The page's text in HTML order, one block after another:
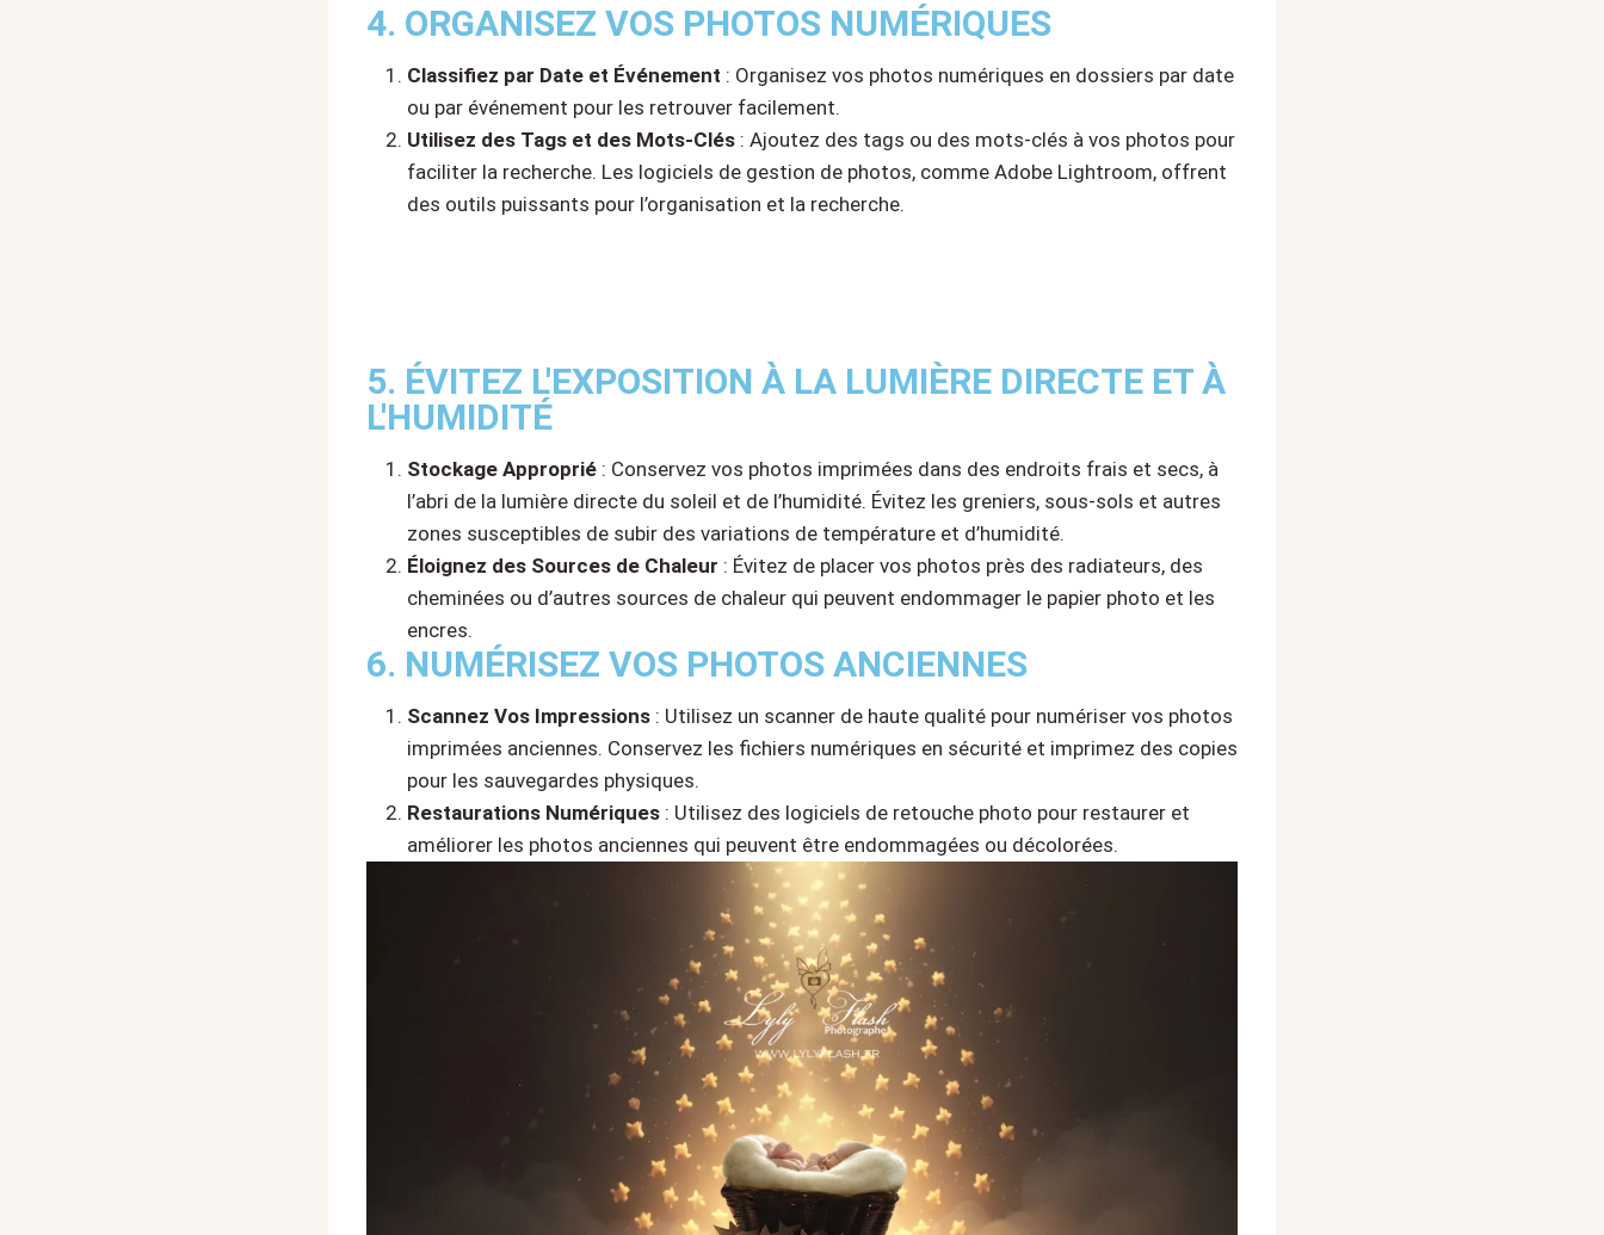
4. ORGANISEZ VOS PHOTOS NUMÉRIQUES
Classifiez par Date et Événement : Organisez vos photos numériques en dossiers par date
ou par événement pour les retrouver facilement.
Utilisez des Tags et des Mots-Clés : Ajoutez des tags ou des mots-clés à vos photos pour
faciliter la recherche. Les logiciels de gestion de photos, comme Adobe Lightroom, offrent
des outils puissants pour l’organisation et la recherche.
5. ÉVITEZ L'EXPOSITION À LA LUMIÈRE DIRECTE ET À
L'HUMIDITÉ
Stockage Approprié : Conservez vos photos imprimées dans des endroits frais et secs, à
l’abri de la lumière directe du soleil et de l’humidité. Évitez les greniers, sous-sols et autres
zones susceptibles de subir des variations de température et d’humidité.
Éloignez des Sources de Chaleur : Évitez de placer vos photos près des radiateurs, des
cheminées ou d’autres sources de chaleur qui peuvent endommager le papier photo et les
encres.
6. NUMÉRISEZ VOS PHOTOS ANCIENNES
Scannez Vos Impressions : Utilisez un scanner de haute qualité pour numériser vos photos
imprimées anciennes. Conservez les fichiers numériques en sécurité et imprimez des copies
pour les sauvegardes physiques.
Restaurations Numériques : Utilisez des logiciels de retouche photo pour restaurer et
améliorer les photos anciennes qui peuvent être endommagées ou décolorées.